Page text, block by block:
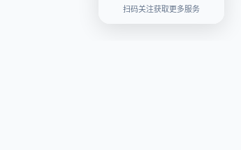
扫码关注获取更多服务